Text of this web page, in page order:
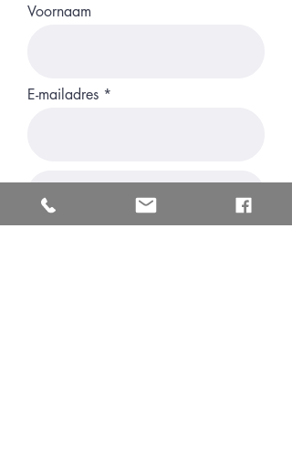
Voornaam
E-mailadres
CV uploaden